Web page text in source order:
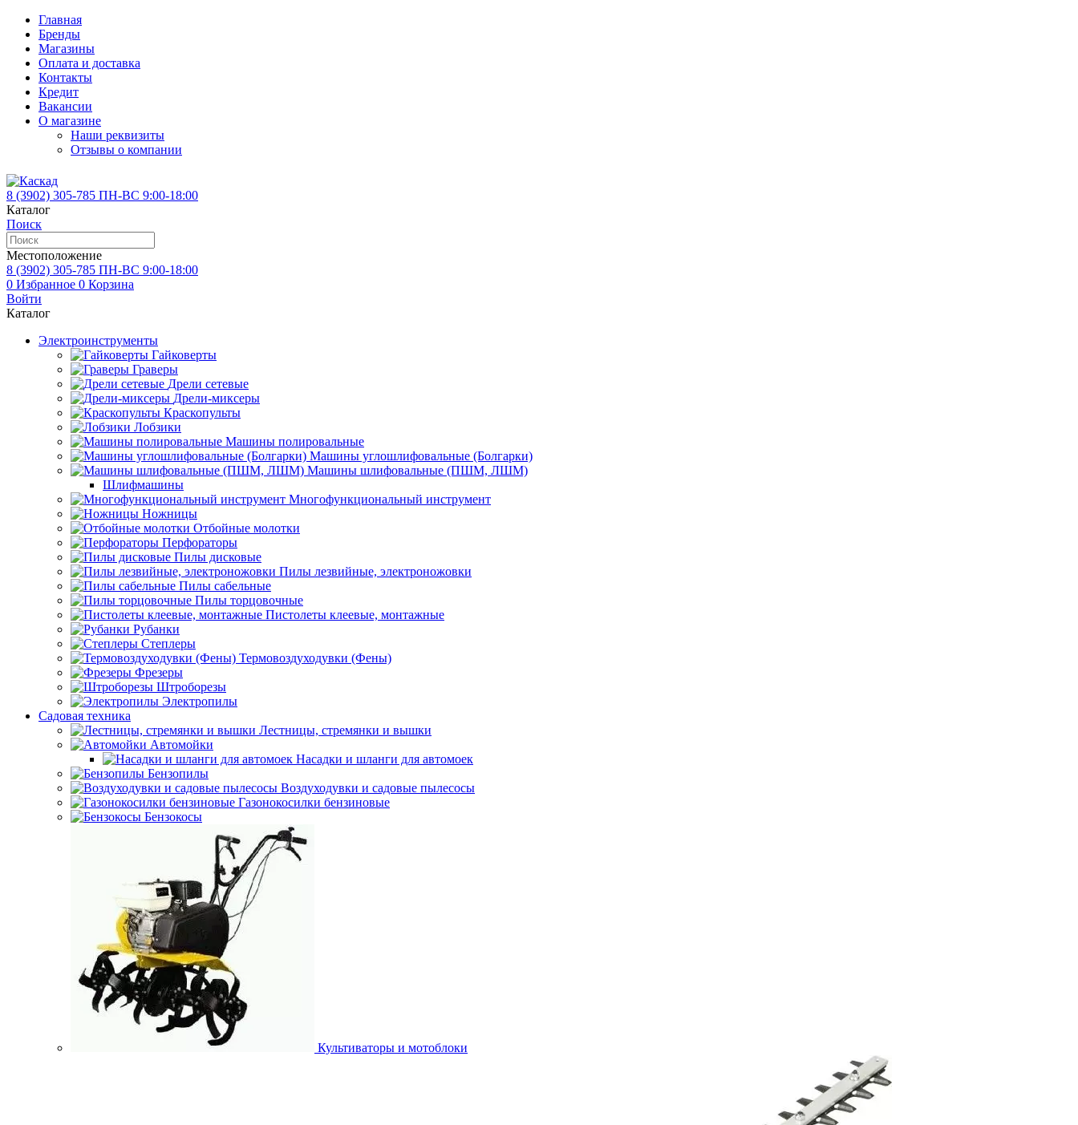
Главная
Бренды
Магазины
Оплата и доставка
Контакты
Кредит
Вакансии
О магазине
Наши реквизиты
Отзывы о компании
8 (3902) 305-785 ПН-ВС 9:00-18:00
Каталог
Поиск
Местоположение
8 (3902) 305-785 ПН-ВС 9:00-18:00
0 Избранное 0 Корзина
Войти
Каталог
Электроинструменты
Гайковерты
Граверы
Дрели сетевые
Дрели-миксеры
Краскопульты
Лобзики
Машины полировальные
Машины углошлифовальные (Болгарки)
Машины шлифовальные (ПШМ, ЛШМ)
Шлифмашины
Многофункциональный инструмент
Ножницы
Отбойные молотки
Перфораторы
Пилы дисковые
Пилы лезвийные, электроножовки
Пилы сабельные
Пилы торцовочные
Пистолеты клеевые, монтажные
Рубанки
Степлеры
Термовоздуходувки (Фены)
Фрезеры
Штроборезы
Электропилы
Садовая техника
Лестницы, стремянки и вышки
Автомойки
Насадки и шланги для автомоек
Бензопилы
Воздуходувки и садовые пылесосы
Газонокосилки бензиновые
Бензокосы
Культиваторы и мотоблоки